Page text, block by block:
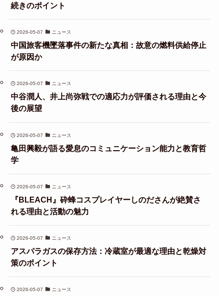
続きのポイント
2026-05-07 ニュース
中国旅客機墜落事件の新たな真相：故意の燃料供給停止
が原因か
2026-05-07 ニュース
中谷潤人、井上尚弥戦での適応力が評価される理由と今
後の展望
2026-05-07 ニュース
亀田興毅が語る愛息のコミュニケーション能力と教育哲
学
2026-05-07 ニュース
『BLEACH』砕蜂コスプレイヤーしのださんが絶賛さ
れる理由と活動の魅力
2026-05-07 ニュース
アスパラガスの保存方法：冷蔵室が最適な理由と乾燥対
策のポイント
2026-05-07 ニュース